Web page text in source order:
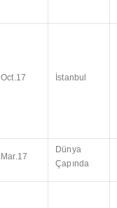
Oct.17 İstanbul
Mar.17
Dünya
Çapında